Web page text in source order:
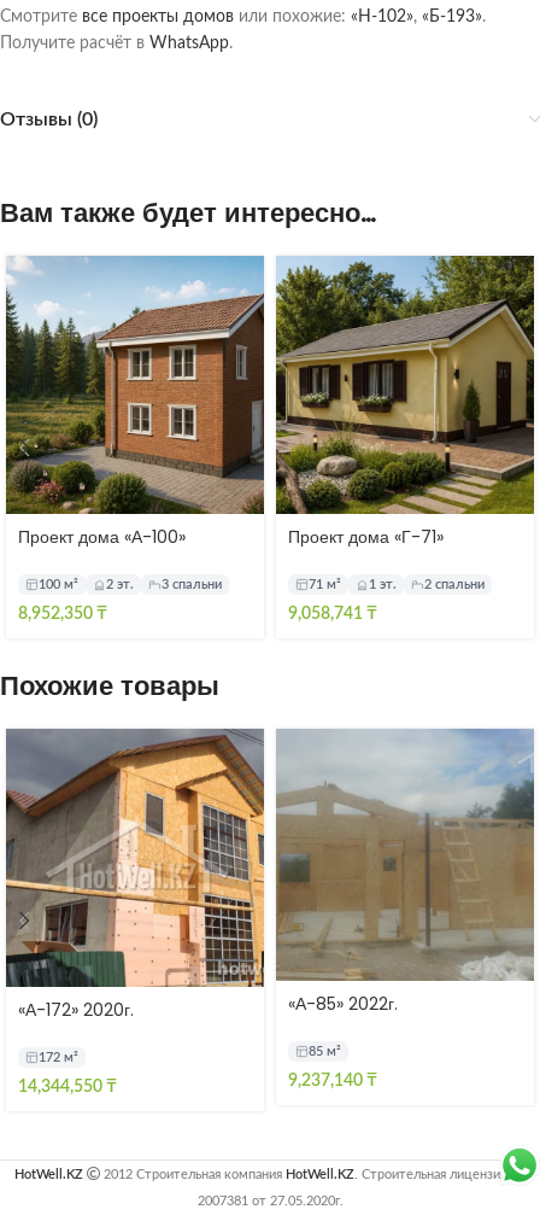
Смотрите все проекты домов или похожие: «Н-102», «Б-193».
Получите расчёт в WhatsApp.
Отзывы (0)
Вам также будет интересно…
Проект дома «А-100»
100 м² 2 эт. 3 спальни
8,952,350 ₸
Проект дома «Г-71»
71 м² 1 эт. 2 спальни
9,058,741 ₸
Похожие товары
«А-172» 2020г.
172 м²
14,344,550 ₸
«А-85» 2022г.
85 м²
9,237,140 ₸
HotWell.KZ 2012 Строительная компания HotWell.KZ . Строительная лицензия №
2007381 от 27.05.2020г.